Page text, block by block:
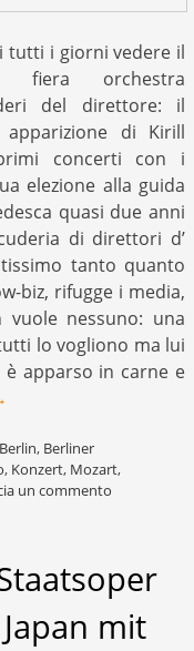
tutti i giorni vedere il
fiera orchestra
del direttore: il
di Kirill
concerti con i
elezione alla guida
quasi due anni
di direttori d’
tanto quanto
biz, rifugge i media,
nessuno: una
lo vogliono ma lui
apparso in carne e
Berlin, Berliner
, Konzert, Mozart,
un commento
mit